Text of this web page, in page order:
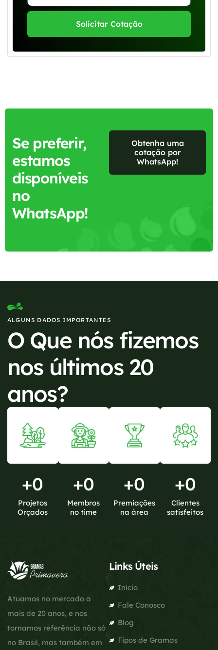
Solicitar Cotação
Se preferir,
estamos
disponíveis
no
WhatsApp!
Obtenha uma
cotação por
WhatsApp!
ALGUNS DADOS IMPORTANTES
O Que nós fizemos
nos últimos 20
anos?
+0
Projetos
Orçados
+0
Membros
no time
+0
Premiações
na área
+0
Clientes
satisfeitos
Atuamos no mercado a
mais de 20 anos, e nos
tornamos referência não só
no Brasil, mas também em
Links Úteis
Início
Fale Conosco
Blog
Tipos de Gramas